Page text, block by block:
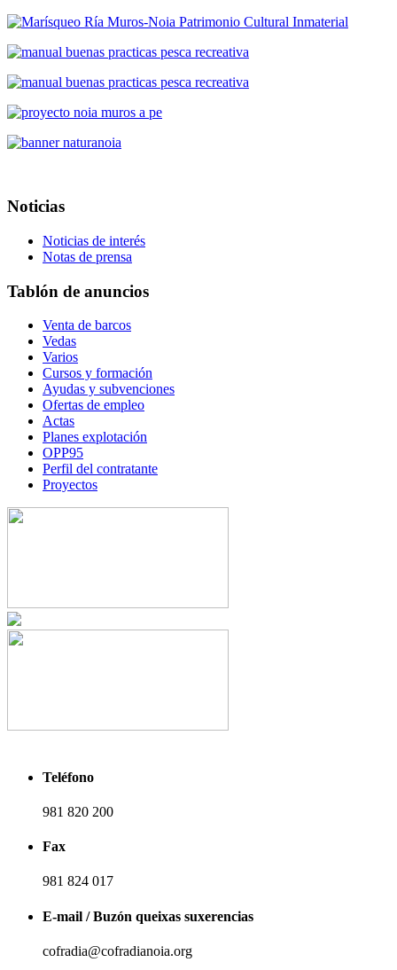
Noticias
Noticias de interés
Notas de prensa
Tablón de anuncios
Venta de barcos
Vedas
Varios
Cursos y formación
Ayudas y subvenciones
Ofertas de empleo
Actas
Planes explotación
OPP95
Perfil del contratante
Proyectos
Teléfono
981 820 200
Fax
981 824 017
E-mail / Buzón queixas suxerencias
cofradia@cofradianoia.org